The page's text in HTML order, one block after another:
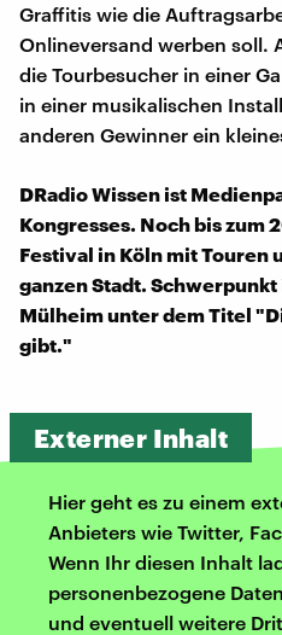
Graffitis wie die
Onlineversand werben soll.
die Tourbesucher in einer
in einer musikalischen
anderen Gewinner ein
DRadio Wissen ist
Kongresses. Noch bis zum
Festival in Köln mit Touren
ganzen Stadt.
Mülheim unter dem Titel
gibt."
Externer Inhalt
Hier geht es zu einem
Anbieters wie Twitter,
Wenn Ihr diesen Inhalt
personenbezogene
und eventuell weitere